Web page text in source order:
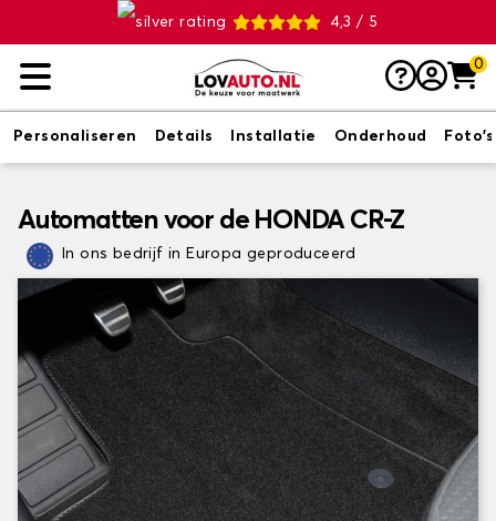
4,3 / 5
0
Personaliseren Details Installatie Onderhoud Foto's
Automatten voor de HONDA CR-Z
In ons bedrijf in Europa geproduceerd